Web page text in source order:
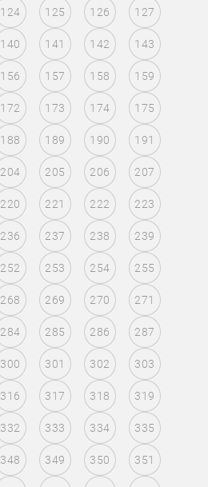
124 125 126 127
140 141 142 143
156 157 158 159
172 173 174 175
188 189 190 191
204 205 206 207
220 221 222 223
236 237 238 239
252 253 254 255
268 269 270 271
284 285 286 287
300 301 302 303
316 317 318 319
332 333 334 335
348 349 350 351